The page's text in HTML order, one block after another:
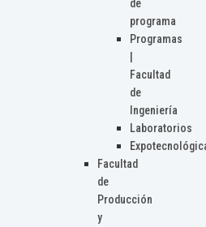
de
programa
Programas
Facultad
de
Ingeniería
Laboratorios
Facultad
de
Producción
y